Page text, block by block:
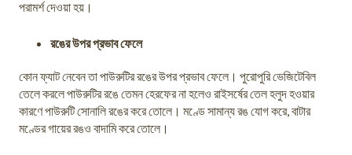
পরামর্শ দেওয়া হয়।
রঙের উপর প্রভাব ফেলে
কোন ফ্যাট নেবেন তা পাউরুটির রঙের উপর প্রভাব ফেলে। পুরোপুরি ভেজিটেবিল
তেলে করলে পাউরুটির রঙে তেমন হেরফের না হলেও রাইসর্ষের তেল হলুদ হওয়ার
কারণে পাউরুটি সোনালি রঙের করে তোলে। মণ্ডে সামান্য রঙ যোগ করে, বাটার
মণ্ডের গায়ের রঙও বাদামি করে তোলে।